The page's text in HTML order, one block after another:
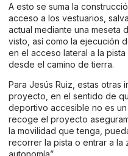
A esto se suma la
acceso a los vestuarios,
actual mediante una meseta
visto, así como la ejecución
en el acceso lateral a la
desde el camino de tierra.
Para Jesús Ruiz, estas otras
proyecto, en el sentido de
deportivo accesible no es
recoge el proyecto
la movilidad que tenga,
recorrer la pista o entrar a la